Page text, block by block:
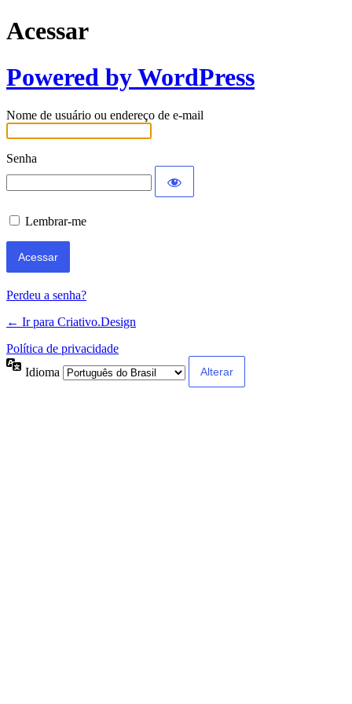
Acessar
Powered by WordPress
Nome de usuário ou endereço de e-mail
Senha
Lembrar-me
Perdeu a senha?
← Ir para Criativo.Design
Política de privacidade
Idioma